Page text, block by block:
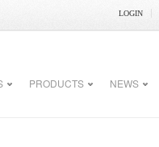
LOGIN
PRODUCTS NEWS